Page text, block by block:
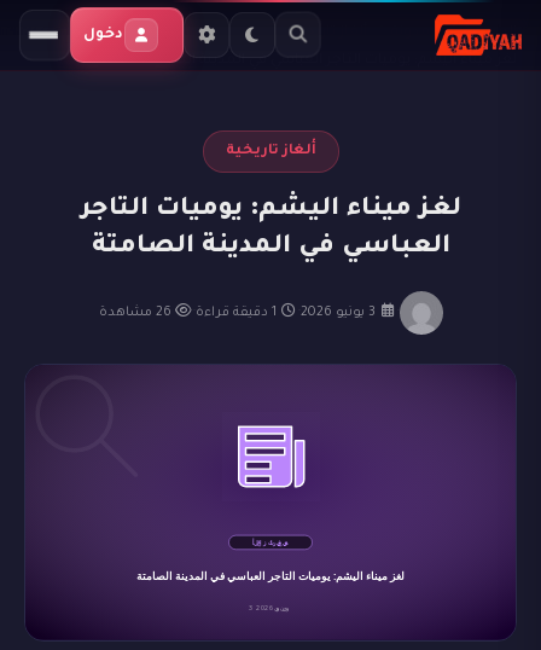
دخول الرئيسية المدونة
ألغاز تاريخية
لغز ميناء اليشم: يوميات التاجر العباسي في المدينة الصامتة
ألغاز تاريخية
لغز ميناء اليشم: يوميات التاجر
العباسي في المدينة الصامتة